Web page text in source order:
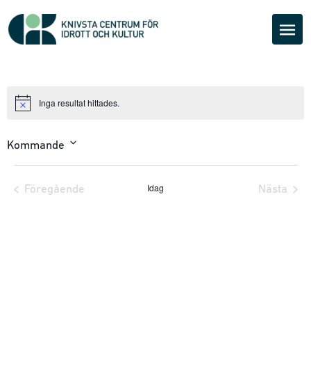
Notice
Inga resultat hittades.
Kommande
Föregående
Idag
Nästa